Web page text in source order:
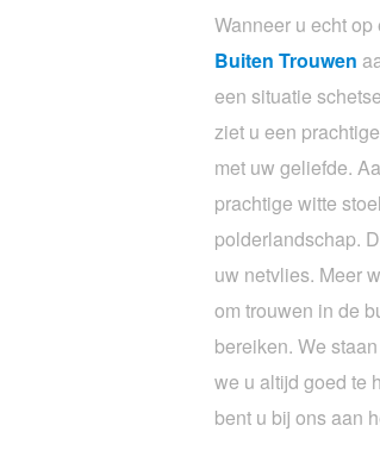
Wanneer u echt
Buiten Trouwen
een situatie
ziet u een
met uw geliefde.
prachtige witte
polderlandschap.
uw netvlies. Meer
om trouwen in de
bereiken. We
we u altijd goed te
bent u bij ons aan